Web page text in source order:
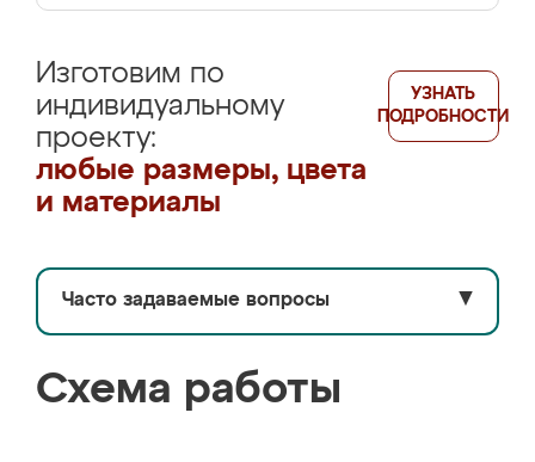
Изготовим по
индивидуальному
проекту:
любые размеры, цвета
и материалы
УЗНАТЬ
ПОДРОБНОСТИ
Часто задаваемые вопросы ▼
Схема работы